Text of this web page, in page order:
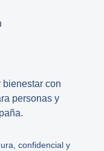
bienestar con
personas y
confidencial y